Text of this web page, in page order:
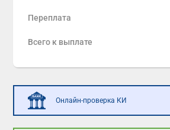
Переплата
Всего к выплате
Онлайн-проверка КИ